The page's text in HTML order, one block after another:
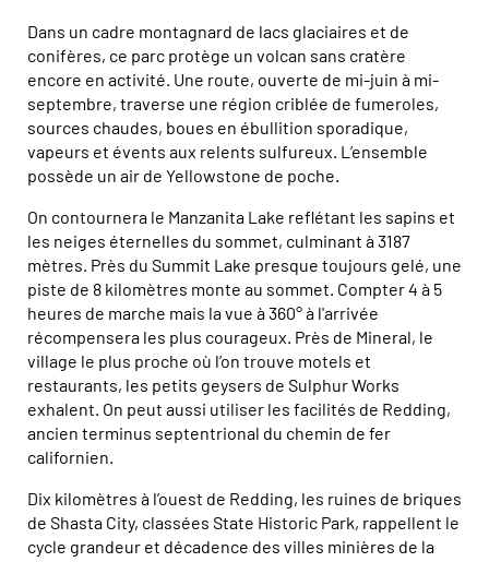
Dans un cadre montagnard de lacs glaciaires et de
conifères, ce parc protège un volcan sans cratère
encore en activité. Une route, ouverte de mi-juin à mi-
septembre, traverse une région criblée de fumeroles,
sources chaudes, boues en ébullition sporadique,
vapeurs et évents aux relents sulfureux. L’ensemble
possède un air de Yellowstone de poche.
On contournera le Manzanita Lake reflétant les sapins et
les neiges éternelles du sommet, culminant à 3187
mètres. Près du Summit Lake presque toujours gelé, une
piste de 8 kilomètres monte au sommet. Compter 4 à 5
heures de marche mais la vue à 360° à l'arrivée
récompensera les plus courageux. Près de Mineral, le
village le plus proche où l’on trouve motels et
restaurants, les petits geysers de Sulphur Works
exhalent. On peut aussi utiliser les facilités de Redding,
ancien terminus septentrional du chemin de fer
californien.
Dix kilomètres à l’ouest de Redding, les ruines de briques
de Shasta City, classées State Historic Park, rappellent le
cycle grandeur et décadence des villes minières de la